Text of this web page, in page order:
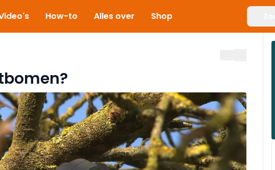
How-to Alles over Shop